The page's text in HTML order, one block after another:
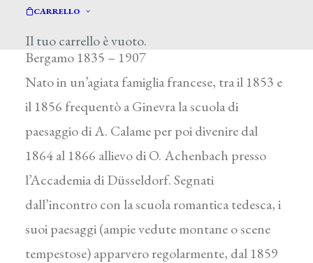
CARRELLO
Il tuo carrello è vuoto.
CAVALIÈ CESARE
Bergamo 1835 – 1907
Nato in un’agiata famiglia francese, tra il 1853 e
il 1856 frequentò a Ginevra la scuola di
paesaggio di A. Calame per poi divenire dal
1864 al 1866 allievo di O. Achenbach presso
l’Accademia di Düsseldorf. Segnati
dall’incontro con la scuola romantica tedesca, i
suoi paesaggi (ampie vedute montane o scene
tempestose) apparvero regolarmente, dal 1859